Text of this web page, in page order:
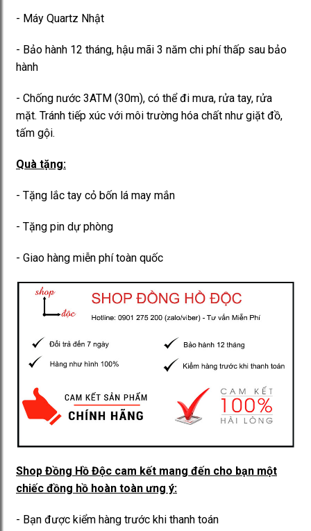
- Máy Quartz Nhật
- Bảo hành 12 tháng, hậu mãi 3 năm chi phí thấp sau bảo
hành
- Chống nước 3ATM (30m), có thể đi mưa, rửa tay, rửa
mặt. Tránh tiếp xúc với môi trường hóa chất như giặt đồ,
tấm gội.
Quà tặng:
- Tặng lắc tay cỏ bốn lá may mắn
- Tặng pin dự phòng
- Giao hàng miễn phí toàn quốc
Shop Đồng Hồ Độc cam kết mang đến cho bạn một
chiếc đồng hồ hoàn toàn ưng ý:
- Bạn được kiểm hàng trước khi thanh toán